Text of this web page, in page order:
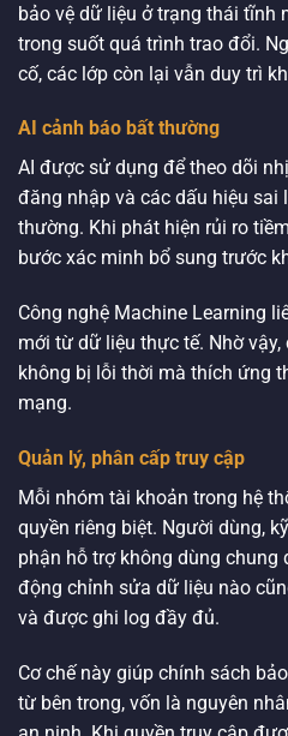
bảo vệ dữ liệu ở trạng thái tĩnh
trong suốt quá trình trao đổi.
cố, các lớp còn lại vẫn duy trì
AI cảnh báo bất thường
AI được sử dụng để theo dõi
đăng nhập và các dấu hiệu sai
thường. Khi phát hiện rủi ro
bước xác minh bổ sung trước
Công nghệ Machine Learning
mới từ dữ liệu thực tế. Nhờ
không bị lỗi thời mà thích ứng
mạng.
Quản lý, phân cấp truy cập
Mỗi nhóm tài khoản trong hệ
quyền riêng biệt. Người dùng,
phận hỗ trợ không dùng chung
động chỉnh sửa dữ liệu nào
và được ghi log đầy đủ.
Cơ chế này giúp chính sách
từ bên trong, vốn là nguyên